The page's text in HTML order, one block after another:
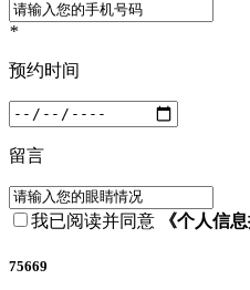
*
预约时间
留言
我已阅读并同意 《个人信
75669